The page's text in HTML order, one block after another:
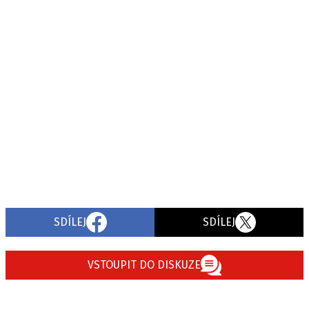
SDÍLEJ SDÍLEJ
VSTOUPIT DO DISKUZE